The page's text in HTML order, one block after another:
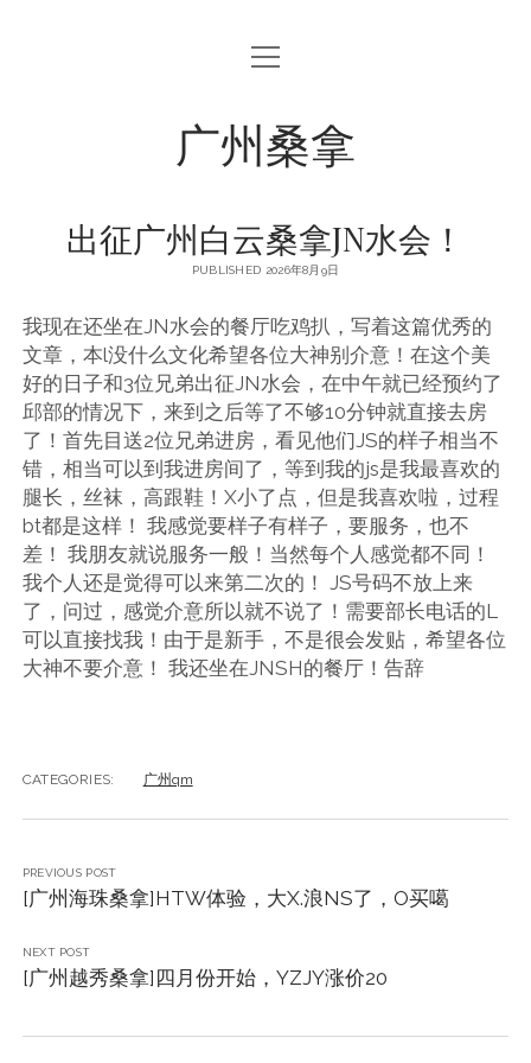
open
menu
广州桑拿
出征广州白云桑拿JN水会！
PUBLISHED 2026年8月9日
我现在还坐在JN水会的餐厅吃鸡扒，写着这篇优秀的
文章，本l没什么文化希望各位大神别介意！在这个美
好的日子和3位兄弟出征JN水会，在中午就已经预约了
邱部的情况下，来到之后等了不够10分钟就直接去房
了！首先目送2位兄弟进房，看见他们JS的样子相当不
错，相当可以到我进房间了，等到我的js是我最喜欢的
腿长，丝袜，高跟鞋！X小了点，但是我喜欢啦，过程
bt都是这样！ 我感觉要样子有样子，要服务，也不
差！ 我朋友就说服务一般！当然每个人感觉都不同！
我个人还是觉得可以来第二次的！ JS号码不放上来
了，问过，感觉介意所以就不说了！需要部长电话的L
可以直接找我！由于是新手，不是很会发贴，希望各位
大神不要介意！ 我还坐在JNSH的餐厅！告辞
CATEGORIES: 广州qm
PREVIOUS POST
[广州海珠桑拿]HTW体验，大X.浪NS了，O买噶
NEXT POST
[广州越秀桑拿]四月份开始，YZJY涨价20